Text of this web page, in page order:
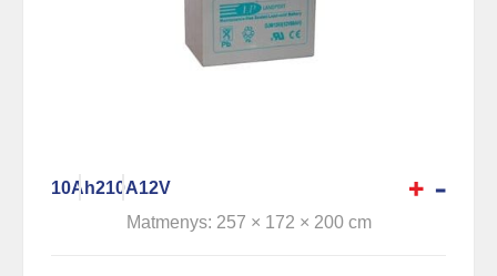
10Ah210A12V
Matmenys: 257 × 172 × 200 cm